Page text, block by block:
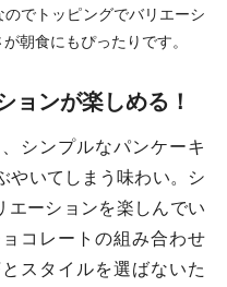
でトッピングでバリエーシ
朝食にもぴったりです。
ョンが楽しめる！
シンプルなパンケーキ
やいてしまう味わい。シ
エーションを楽しんでい
コレートの組み合わせ
スタイルを選ばないた